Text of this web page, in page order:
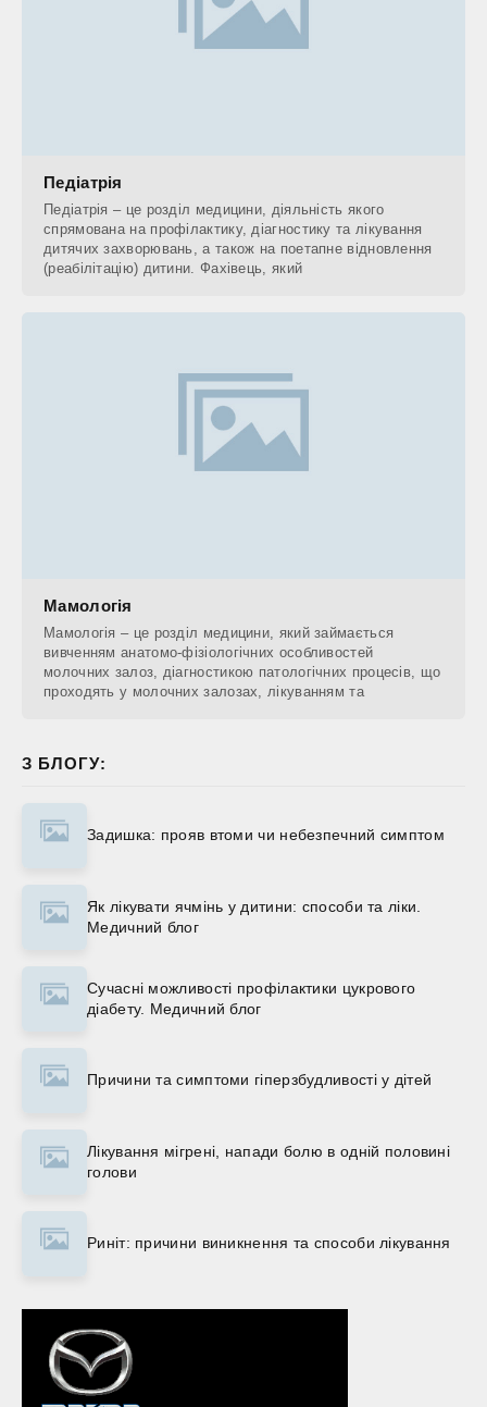
Педіатрія
Педіатрія – це розділ медицини, діяльність якого
спрямована на профілактику, діагностику та лікування
дитячих захворювань, а також на поетапне відновлення
(реабілітацію) дитини. Фахівець, який
Мамологія
Мамологія – це розділ медицини, який займається
вивченням анатомо-фізіологічних особливостей
молочних залоз, діагностикою патологічних процесів, що
проходять у молочних залозах, лікуванням та
З БЛОГУ:
Задишка: прояв втоми чи небезпечний симптом
Як лікувати ячмінь у дитини: способи та ліки.
Медичний блог
Сучасні можливості профілактики цукрового
діабету. Медичний блог
Причини та симптоми гіперзбудливості у дітей
Лікування мігрені, напади болю в одній половині
голови
Риніт: причини виникнення та способи лікування